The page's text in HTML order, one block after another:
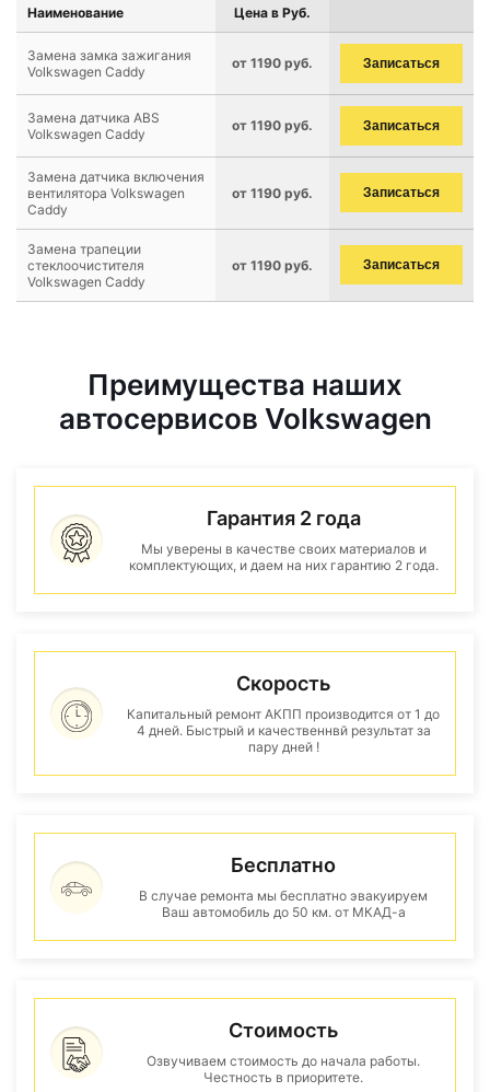
Наименование Цена в Руб.
Замена замка зажигания
Volkswagen Caddy
от 1190 руб. Записаться
Замена датчика ABS
Volkswagen Caddy
от 1190 руб. Записаться
Замена датчика включения
вентилятора Volkswagen
Caddy
от 1190 руб. Записаться
Замена трапеции
стеклоочистителя
Volkswagen Caddy
от 1190 руб. Записаться
Преимущества наших
автосервисов Volkswagen
Гарантия 2 года
Мы уверены в качестве своих материалов и
комплектующих, и даем на них гарантию 2 года.
Скорость
Капитальный ремонт АКПП производится от 1 до
4 дней. Быстрый и качественнвй результат за
пару дней !
Бесплатно
В случае ремонта мы бесплатно эвакуируем
Ваш автомобиль до 50 км. от МКАД-а
Стоимость
Озвучиваем стоимость до начала работы.
Честность в приоритете.